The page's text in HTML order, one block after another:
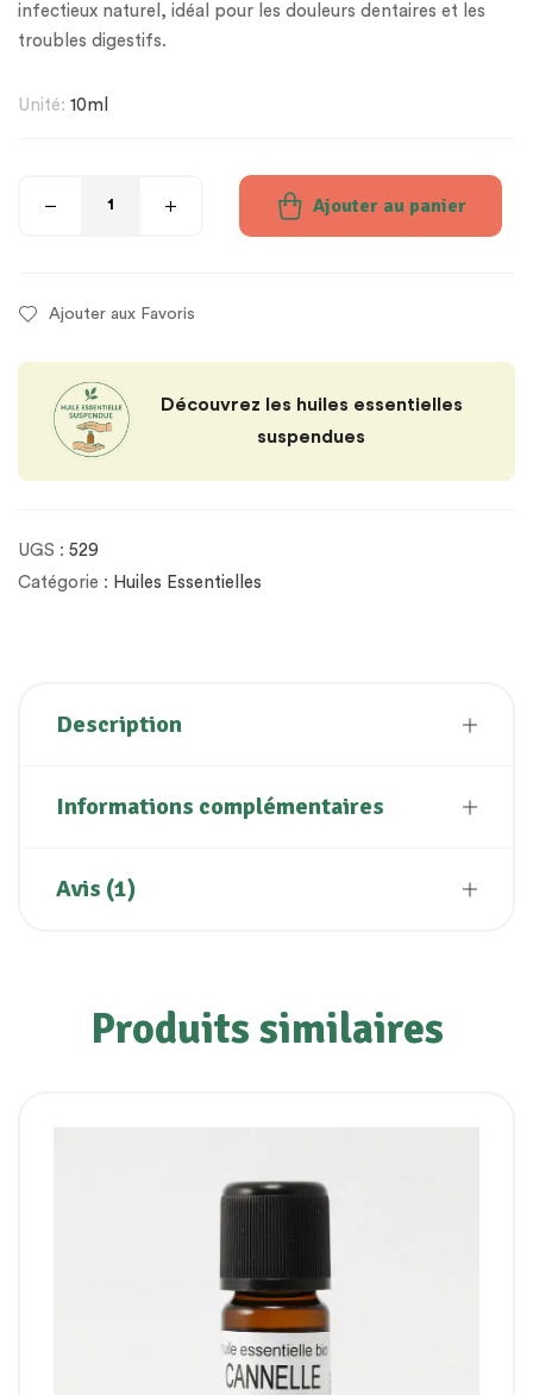
infectieux naturel, idéal pour les douleurs dentaires et les
troubles digestifs.
Unité: 10ml
Ajouter au panier
Ajouter aux Favoris
Découvrez les huiles essentielles
suspendues
UGS : 529
Catégorie : Huiles Essentielles
Description
Informations complémentaires
Avis (1)
Produits similaires